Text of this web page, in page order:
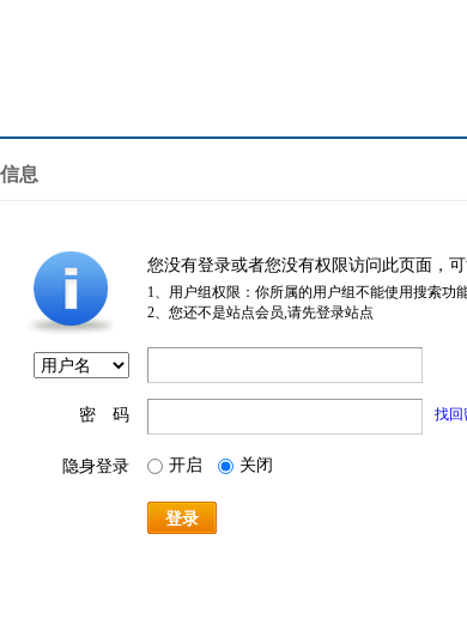
息
您没有登录或者您没有权限访问此页面，
1、用户组权限：你所属的用户组不能使用搜索功
2、您还不是站点会员,请先登录站点
密 码 找回
隐身登录 开启 关闭
登录